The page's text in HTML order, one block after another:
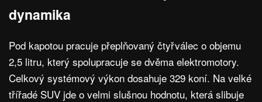
dynamika
Pod kapotou pracuje přeplňovaný čtyřválec o objemu
2,5 litru, který spolupracuje se dvěma elektromotory.
Celkový systémový výkon dosahuje 329 koní. Na velké
třířadé SUV jde o velmi slušnou hodnotu, která slibuje